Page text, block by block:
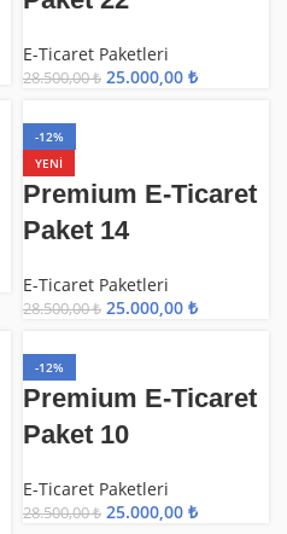
E-Ticaret Paketleri
28.500,00₺ 25.000,00 ₺
-12%
YENI
Premium E-Ticaret
Paket 14
E-Ticaret Paketleri
28.500,00₺ 25.000,00 ₺
-12%
Premium E-Ticaret
Paket 10
E-Ticaret Paketleri
28.500,00₺ 25.000,00 ₺